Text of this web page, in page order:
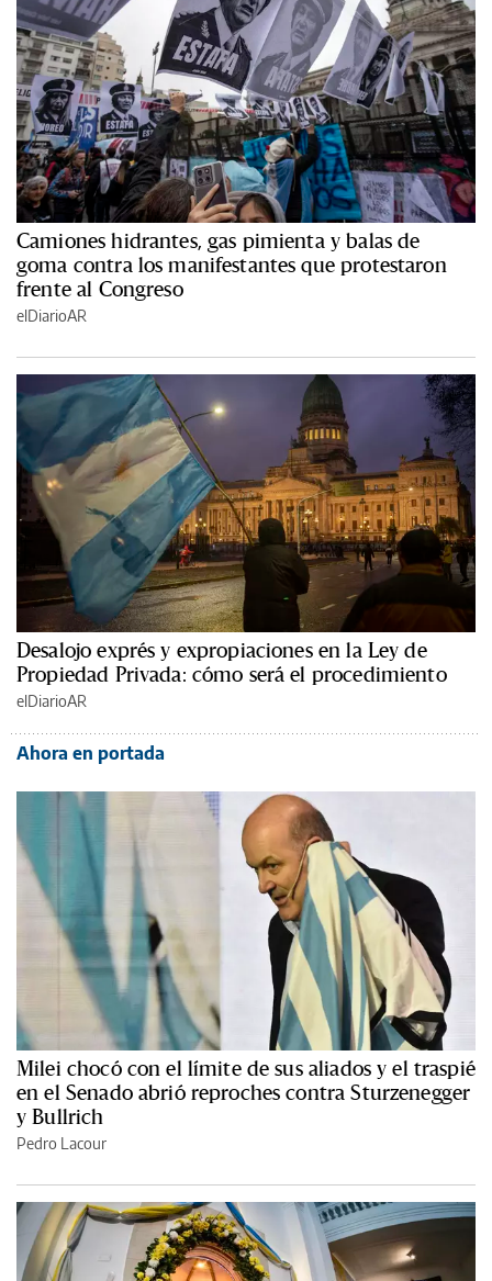
Camiones hidrantes, gas pimienta y balas de
goma contra los manifestantes que protestaron
frente al Congreso
elDiarioAR
Desalojo exprés y expropiaciones en la Ley de
Propiedad Privada: cómo será el procedimiento
elDiarioAR
Ahora en portada
Milei chocó con el límite de sus aliados y el traspié
en el Senado abrió reproches contra Sturzenegger
y Bullrich
Pedro Lacour